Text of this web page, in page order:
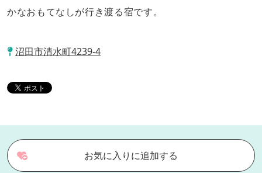
かなおもてなしが行き渡る宿です。
沼田市清水町4239-4
お気に入りに追加する